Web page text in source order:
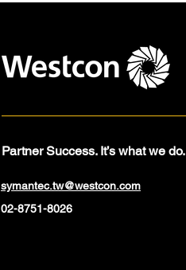
Partner Success. It’s what we do.
symantec.tw@westcon.com
02-8751-8026